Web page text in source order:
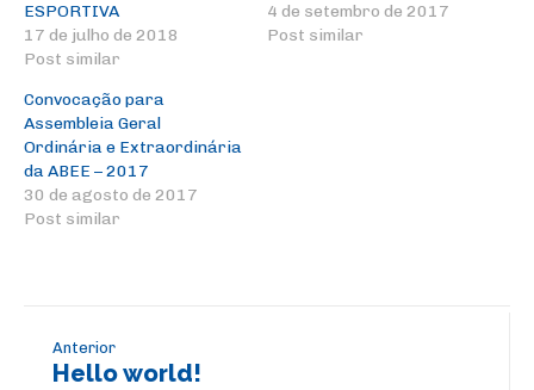
ESPORTIVA
17 de julho de 2018
Post similar
4 de setembro de 2017
Post similar
Convocação para
Assembleia Geral
Ordinária e Extraordinária
da ABEE – 2017
30 de agosto de 2017
Post similar
Anterior
Hello world!